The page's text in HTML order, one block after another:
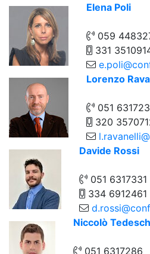
Elena Poli
059
331
Lorenzo
051
320
Davide Rossi
051 6317331
334 6912461
Niccolò
051 6317286